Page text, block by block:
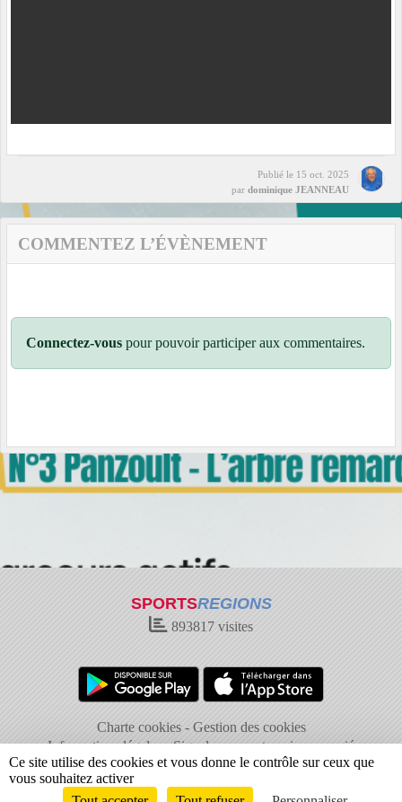
Publié le 15 oct. 2025
par dominique JEANNEAU
COMMENTEZ L’ÉVÈNEMENT
Connectez-vous pour pouvoir participer aux commentaires.
SPORTSREGIONS
893817 visites
Charte cookies
Gestion des cookies
Informations légales
Signaler un contenu inapproprié
Ce site utilise des cookies et vous donne le contrôle sur ceux que
vous souhaitez activer